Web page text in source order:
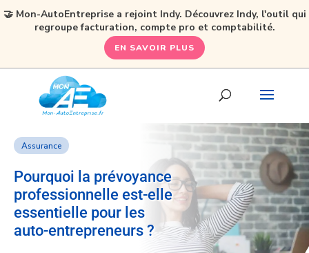
Assurance
Pourquoi la prévoyance
professionnelle est-elle
essentielle pour les
auto-entrepreneurs ?
🤝 Mon-AutoEntreprise a rejoint Indy. Découvrez Indy, l'outil qui
regroupe facturation, compte pro et comptabilité.
EN SAVOIR PLUS